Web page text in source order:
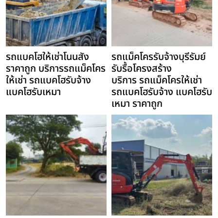
รถแบคโฮให้เช่าโนนสัง
ราคาถูก บริการรถแม็คโคร
ให้เช่า รถแบคโฮรับจ้าง
แบคโฮรับเหมา
รถแม็คโครรับจ้างบุรีรัมย์
รับรื้อโครงสร้าง
บริการ รถแม็คโครให้เช่า
รถแบคโฮรับจ้าง แบคโฮรับ
เหมา ราคาถูก